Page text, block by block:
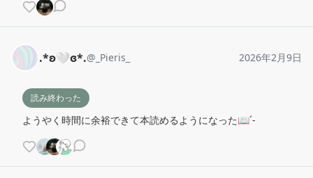
.*ʚ🤍ɞ*.@ _Pieris_ 2026年2月9日
読み終わった
ようやく時間に余裕できて本読めるようになった📖´-